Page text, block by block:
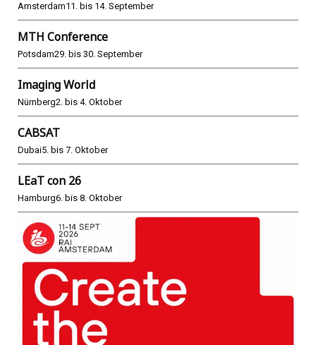
Amsterdam11. bis 14. September
MTH Conference
Potsdam29. bis 30. September
Imaging World
Nürnberg2. bis 4. Oktober
CABSAT
Dubai5. bis 7. Oktober
LEaT con 26
Hamburg6. bis 8. Oktober